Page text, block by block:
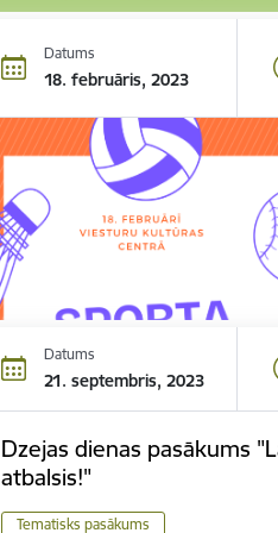
Datums
18. februāris, 2023
Datums
21. septembris, 2023
Dzejas dienas pasākums
atbalsis!"
Tematisks pasākums